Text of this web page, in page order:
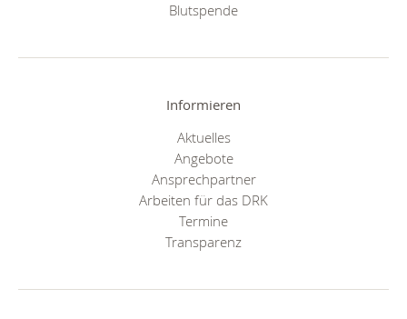
Blutspende
Informieren
Aktuelles
Angebote
Ansprechpartner
Arbeiten für das DRK
Termine
Transparenz